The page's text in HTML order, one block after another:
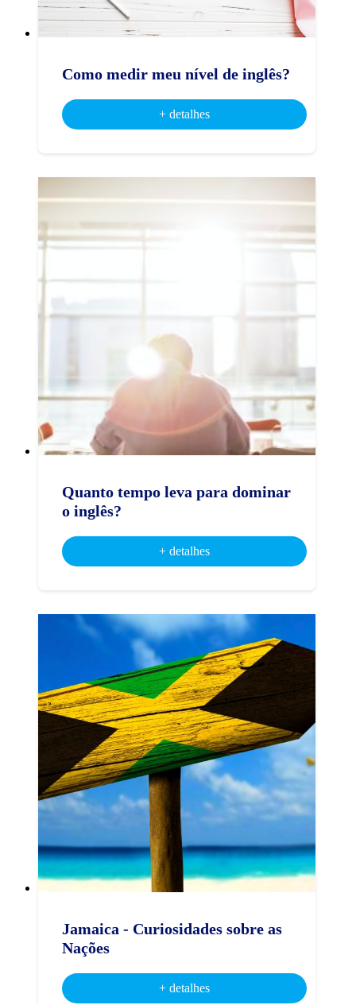
Como medir meu nível de inglês?
+ detalhes
Quanto tempo leva para dominar
o inglês?
+ detalhes
Jamaica - Curiosidades sobre as
Nações
+ detalhes